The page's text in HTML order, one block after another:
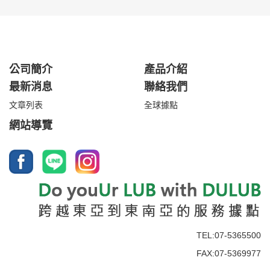
公司簡介
產品介紹
最新消息
文章列表
聯絡我們
全球據點
網站導覽
TEL:07-5365500
FAX:07-5369977